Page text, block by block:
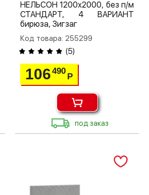
НЕЛЬСОН 1200х2000, без п/м
СТАНДАРТ, 4 ВАРИАНТ
бирюза, Зигзаг
Код товара: 255299
(5)
106490
Р
под заказ